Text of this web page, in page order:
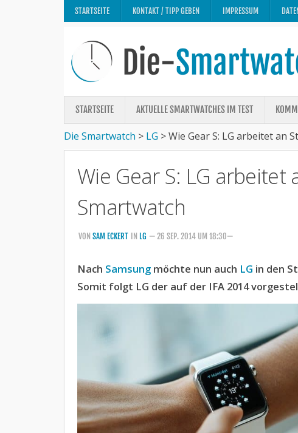
STARTSEITE KONTAKT / TIPP GEBEN IMPRESSUM
STARTSEITE AKTUELLE SMARTWATCHES IM TEST
Die Smartwatch > LG >Wie Gear S: LG arbeitet an
Wie Gear S: LG arbeitet
Smartwatch
VON SAM ECKERT IN LG — 26 SEP. 2014 UM 18:30—
Nach Samsung möchte nun auch LG in den
Somit folgt LG der auf der IFA 2014